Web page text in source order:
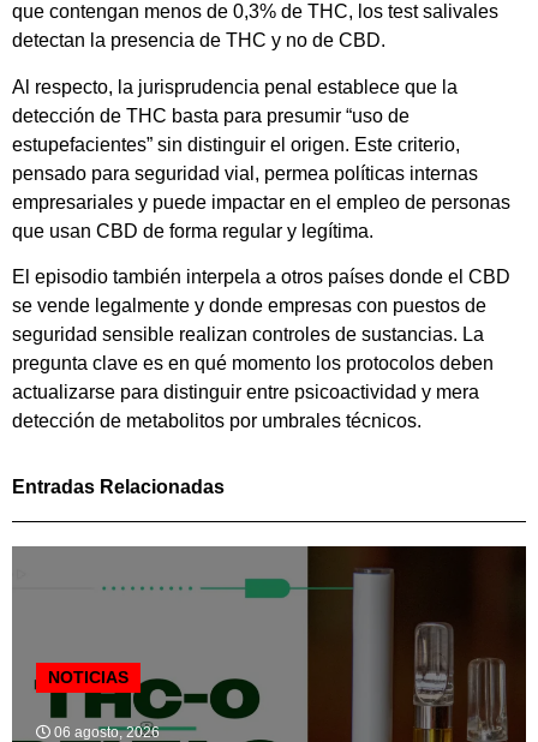
que contengan menos de 0,3% de THC, los test salivales
detectan la presencia de THC y no de CBD.
Al respecto, la jurisprudencia penal establece que la
detección de THC basta para presumir “uso de
estupefacientes” sin distinguir el origen. Este criterio,
pensado para seguridad vial, permea políticas internas
empresariales y puede impactar en el empleo de personas
que usan CBD de forma regular y legítima.
El episodio también interpela a otros países donde el CBD
se vende legalmente y donde empresas con puestos de
seguridad sensible realizan controles de sustancias. La
pregunta clave es en qué momento los protocolos deben
actualizarse para distinguir entre psicoactividad y mera
detección de metabolitos por umbrales técnicos.
Entradas Relacionadas
NOTICIAS
06 agosto, 2026